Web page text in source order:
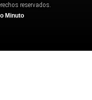
reservados.
Minuto